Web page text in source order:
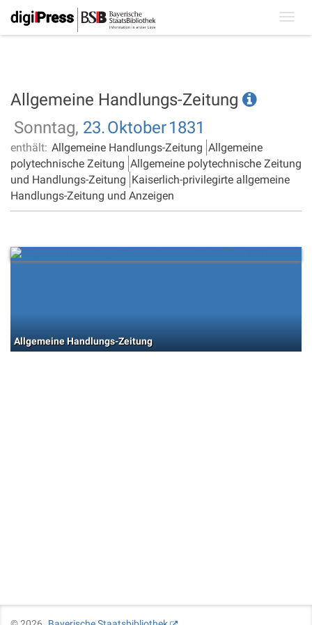
Allgemeine Handlungs-Zeitung
Sonntag, 23.Oktober1831
enthält: Allgemeine Handlungs-Zeitung Allgemeine
polytechnische Zeitung Allgemeine polytechnische Zeitung
und Handlungs-Zeitung Kaiserlich-privilegirte allgemeine
Handlungs-Zeitung und Anzeigen
Allgemeine Handlungs-Zeitung